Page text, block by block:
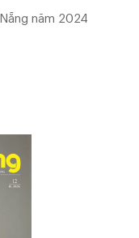
năm 2024